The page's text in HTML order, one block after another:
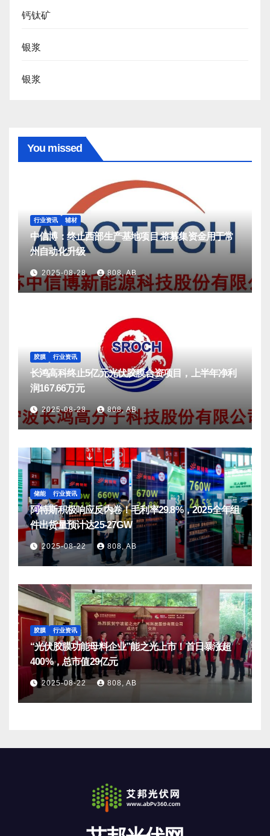
钙钛矿
银浆
银浆
You missed
行业资讯 辅材
中信博：终止西部生产基地项目 将募集资金用于常
州自动化升级
2025-08-28 808, AB
胶膜 行业资讯
长鸿高科终止5亿元光伏胶膜合资项目，上半年净利
润167.66万元
2025-08-28 808, AB
储能 行业资讯
阿特斯积极响应反内卷！毛利率29.8%，2025全年组
件出货量预计达25-27GW
2025-08-22 808, AB
胶膜 行业资讯
“光伏胶膜功能母料企业”能之光上市！首日暴涨超
400%，总市值29亿元
2025-08-22 808, AB